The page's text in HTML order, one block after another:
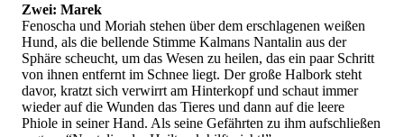
Zwei: Marek
Fenoscha und Moriah stehen über dem erschlagenen weißen
Hund, als die bellende Stimme Kalmans Nantalin aus der
Sphäre scheucht, um das Wesen zu heilen, das ein paar Schritt
von ihnen entfernt im Schnee liegt. Der große Halbork steht
davor, kratzt sich verwirrt am Hinterkopf und schaut immer
wieder auf die Wunden das Tieres und dann auf die leere
Phiole in seiner Hand. Als seine Gefährten zu ihm aufschließen